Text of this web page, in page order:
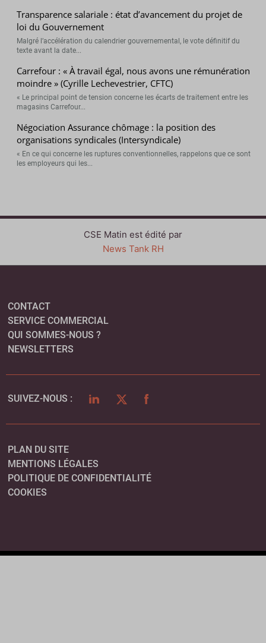
Transparence salariale : état d’avancement du projet de
loi du Gouvernement
Malgré l’accélération du calendrier gouvernemental, le vote définitif du
texte avant la date...
Carrefour : « À travail égal, nous avons une rémunération
moindre » (Cyrille Lechevestrier, CFTC)
« Le principal point de tension concerne les écarts de traitement entre les
magasins Carrefour...
Négociation Assurance chômage : la position des
organisations syndicales (Intersyndicale)
« En ce qui concerne les ruptures conventionnelles, rappelons que ce sont
les employeurs qui les...
CSE Matin est édité par
News Tank RH
CONTACT
SERVICE COMMERCIAL
QUI SOMMES-NOUS ?
NEWSLETTERS
SUIVEZ-NOUS : LINKEDINTWITTERFACEBOOK
PLAN DU SITE
MENTIONS LÉGALES
POLITIQUE DE CONFIDENTIALITÉ
COOKIES